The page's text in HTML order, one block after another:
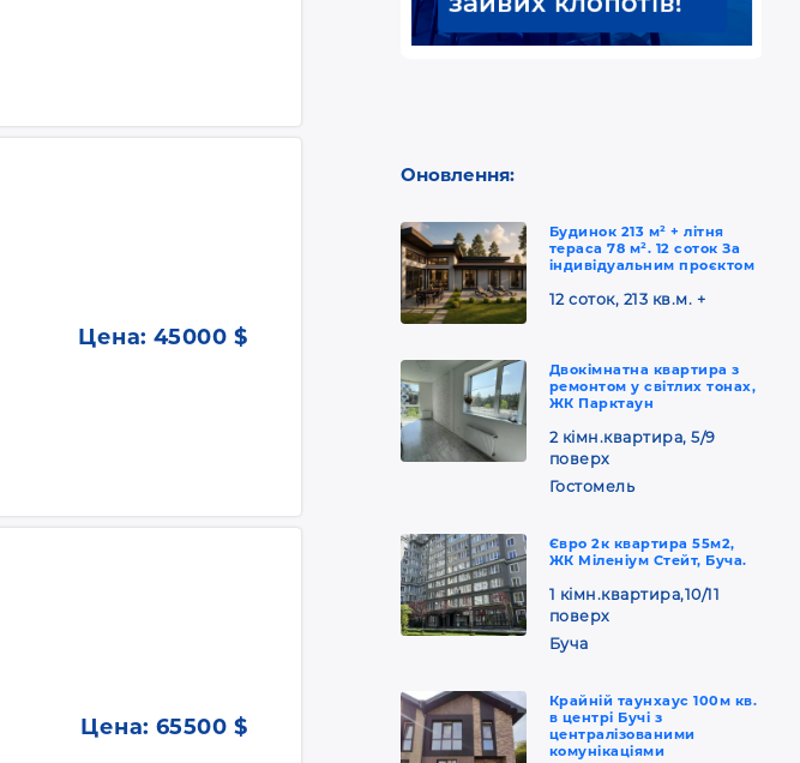
Оновлення:
Будинок 213 м² + літня
тераса 78 м². 12 соток За
індивідуальним проєктом
12 соток, 213 кв.м. +
Двокімнатна квартира з
ремонтом у світлих тонах,
ЖК Парктаун
2 кімн.квартира, 5/9
поверх
Гостомель
Євро 2к квартира 55м2,
ЖК Міленіум Стейт, Буча.
1 кімн.квартира,10/11
поверх
Буча
Крайній таунхаус 100м кв.
в центрі Бучі з
централізованими
комунікаціями
Цена: 45000 $
Цена: 65500 $